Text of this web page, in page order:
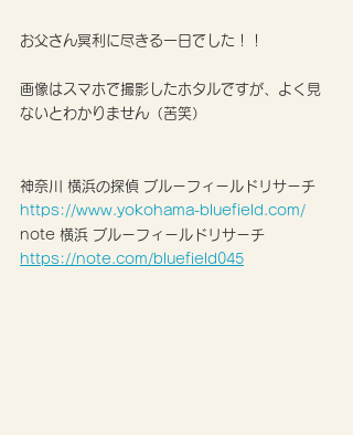
お父さん冥利に尽きる一日でした！！
画像はスマホで撮影したホタルですが、よく見
ないとわかりません（苦笑）
神奈川 横浜の探偵 ブルーフィールドリサーチ
https://www.yokohama-bluefield.com/
note 横浜 ブルーフィールドリサーチ
https://note.com/bluefield045